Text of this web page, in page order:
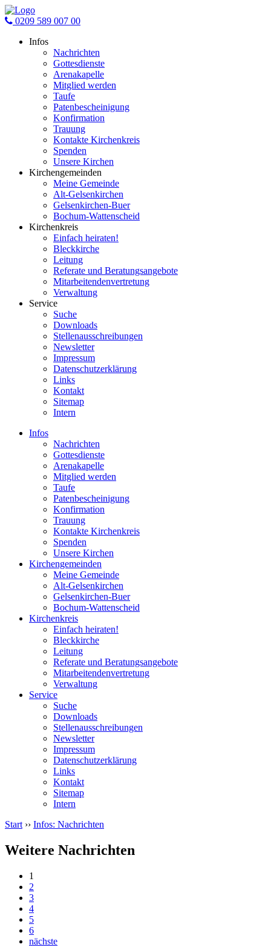
0209 589 007 00
Infos
Nachrichten
Gottesdienste
Arenakapelle
Mitglied werden
Taufe
Patenbescheinigung
Konfirmation
Trauung
Kontakte Kirchenkreis
Spenden
Unsere Kirchen
Kirchengemeinden
Meine Gemeinde
Alt-Gelsenkirchen
Gelsenkirchen-Buer
Bochum-Wattenscheid
Kirchenkreis
Einfach heiraten!
Bleckkirche
Leitung
Referate und Beratungsangebote
Mitarbeitendenvertretung
Verwaltung
Service
Suche
Downloads
Stellenausschreibungen
Newsletter
Impressum
Datenschutzerklärung
Links
Kontakt
Sitemap
Intern
Infos
Nachrichten
Gottesdienste
Arenakapelle
Mitglied werden
Taufe
Patenbescheinigung
Konfirmation
Trauung
Kontakte Kirchenkreis
Spenden
Unsere Kirchen
Kirchengemeinden
Meine Gemeinde
Alt-Gelsenkirchen
Gelsenkirchen-Buer
Bochum-Wattenscheid
Kirchenkreis
Einfach heiraten!
Bleckkirche
Leitung
Referate und Beratungsangebote
Mitarbeitendenvertretung
Verwaltung
Service
Suche
Downloads
Stellenausschreibungen
Newsletter
Impressum
Datenschutzerklärung
Links
Kontakt
Sitemap
Intern
Start ›› Infos: Nachrichten
Weitere Nachrichten
1
2
3
4
5
6
nächste